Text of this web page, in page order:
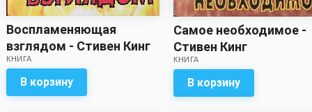
Воспламеняющая
взглядом - Стивен Кинг
КНИГА
В корзину
Самое необходимое -
Стивен Кинг
КНИГА
В корзину